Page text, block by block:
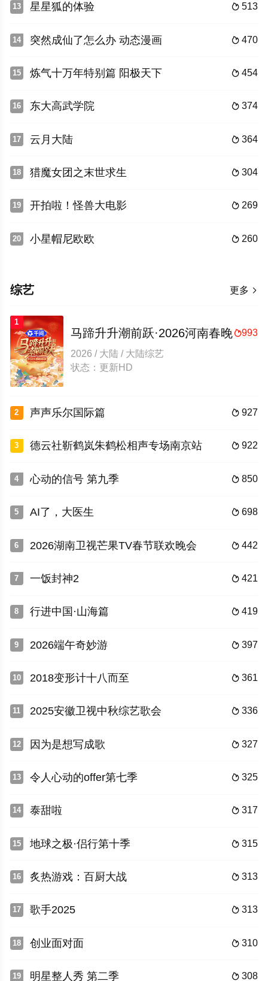
13  513
星星狐的体验
14  470
突然成仙了怎么办 动态漫画
15  454
炼气十万年特别篇 阳极天下
16  374
东大高武学院
17  364
云月大陆
18  304
猎魔女团之末世求生
19  269
开拍啦！怪兽大电影
20  260
小星帽尼欧欧
更多 
综艺
1
993
马蹄升升潮前跃·2026河南春晚
2026 / 大陆 / 大陆综艺
状态：更新HD
2  927
声声乐尔国际篇
3  922
德云社靳鹤岚朱鹤松相声专场南京站
4  850
心动的信号 第九季
5  698
AI了，大医生
6  442
2026湖南卫视芒果TV春节联欢晚会
7  421
一饭封神2
8  419
行进中国·山海篇
9  397
2026端午奇妙游
10  361
2018变形计十八而至
11  336
2025安徽卫视中秋综艺歌会
12  327
因为是想写成歌
13  325
令人心动的offer第七季
14  317
泰甜啦
15  315
地球之极·侣行第十季
16  313
炙热游戏：百厨大战
17  313
歌手2025
18  310
创业面对面
19  308
明星整人秀 第二季